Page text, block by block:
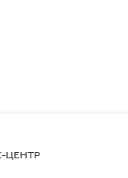
ЦЕНТР